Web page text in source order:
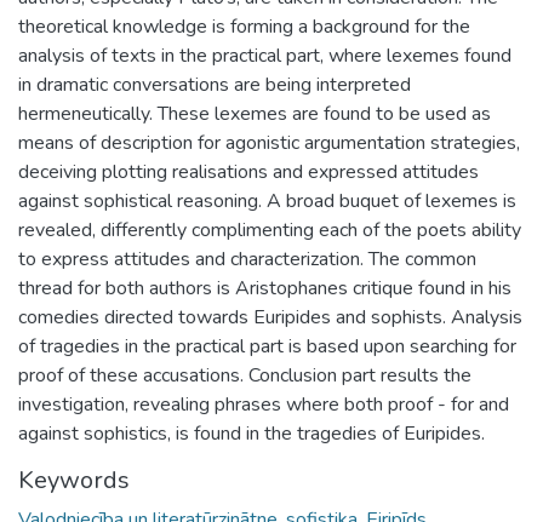
theoretical knowledge is forming a background for the
analysis of texts in the practical part, where lexemes found
in dramatic conversations are being interpreted
hermeneutically. These lexemes are found to be used as
means of description for agonistic argumentation strategies,
deceiving plotting realisations and expressed attitudes
against sophistical reasoning. A broad buquet of lexemes is
revealed, differently complimenting each of the poets ability
to express attitudes and characterization. The common
thread for both authors is Aristophanes critique found in his
comedies directed towards Euripides and sophists. Analysis
of tragedies in the practical part is based upon searching for
proof of these accusations. Conclusion part results the
investigation, revealing phrases where both proof - for and
against sophistics, is found in the tragedies of Euripides.
Keywords